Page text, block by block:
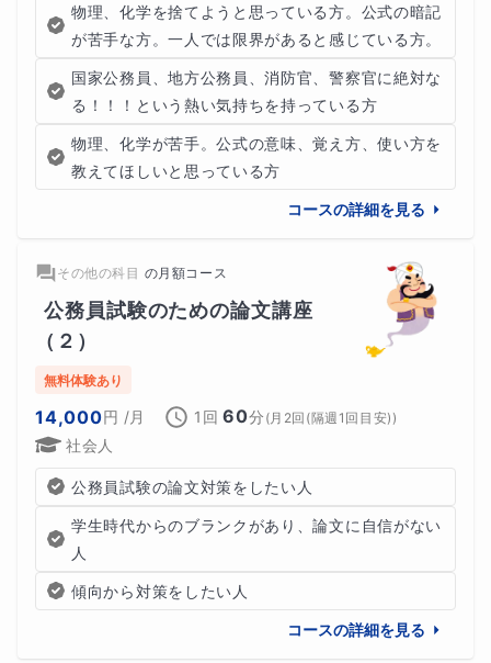
物理、化学を捨てようと思っている方。公式の暗記
が苦手な方。一人では限界があると感じている方。
国家公務員、地方公務員、消防官、警察官に絶対な
る！！！という熱い気持ちを持っている方
物理、化学が苦手。公式の意味、覚え方、使い方を
教えてほしいと思っている方
コースの詳細を見る
その他の科目 の月額コース
公務員試験のための論文講座
（２）
無料体験あり
14,000円 /月 1回 60分 ( 月2回(隔週1回目安) )
社会人
公務員試験の論文対策をしたい人
学生時代からのブランクがあり、論文に自信がない
人
傾向から対策をしたい人
コースの詳細を見る